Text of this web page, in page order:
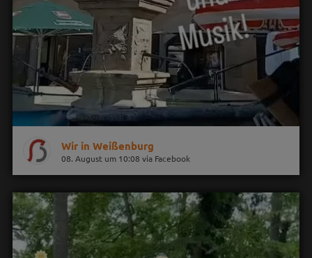
Wir in Weißenburg
08. August um 10:08 via Facebook